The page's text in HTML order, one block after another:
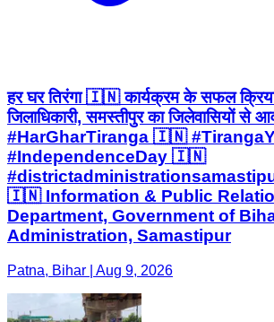
हर घर तिरंगा 🇮🇳 कार्यक्रम के सफल
जिलाधिकारी, समस्तीपुर का जिलेवासियों से
#HarGharTiranga 🇮🇳
#IndependenceDay 🇮🇳
#districtadministrationsamastipur
🇮🇳 Information & Public
Department, Government of
Administration, Samastipur
Patna, Bihar | Aug 9, 2026